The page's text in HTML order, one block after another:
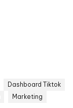
Dashboard Tiktok
Marketing